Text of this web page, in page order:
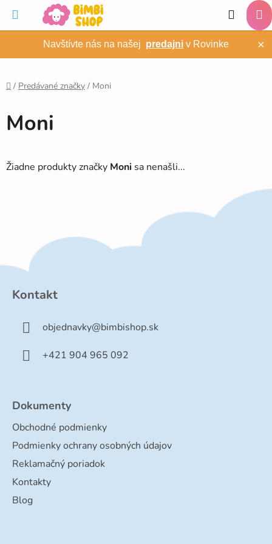
obsah
Navštívte nás na našej predajni v Rovinke ×
Hľadať
/ Predávané značky / Moni
Moni
Žiadne produkty značky Moni sa nenašli...
Kontakt
objednavky@bimbishop.sk
+421 904 965 092
Dokumenty
Obchodné podmienky
Podmienky ochrany osobných údajov
Reklamačný poriadok
Kontakty
Blog